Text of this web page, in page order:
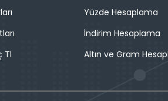
Tl
Yüzde Hesaplama
İndirim Hesaplama
Altın ve Gram